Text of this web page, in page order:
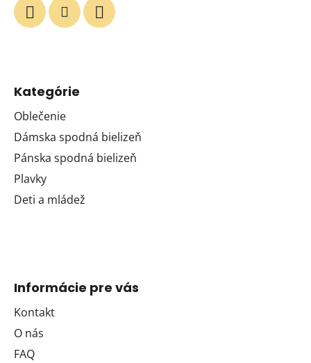
Kategórie
Oblečenie
Dámska spodná bielizeň
Pánska spodná bielizeň
Plavky
Deti a mládež
Informácie pre vás
Kontakt
O nás
FAQ